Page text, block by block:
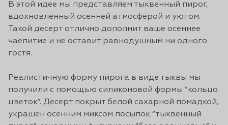
В этой идее мы представляем тыквенный пирог,
вдохновленный осенней атмосферой и уютом.
Такой десерт отлично дополнит ваше осеннее
чаепитие и не оставит равнодушным ни одного
гостя.
Реалистичную форму пирога в виде тыквы мы
получили с помощью силиконовой формы “кольцо
цветок”. Десерт покрыт белой сахарной помадкой,
украшен осенним миксом посыпок “тыквенный